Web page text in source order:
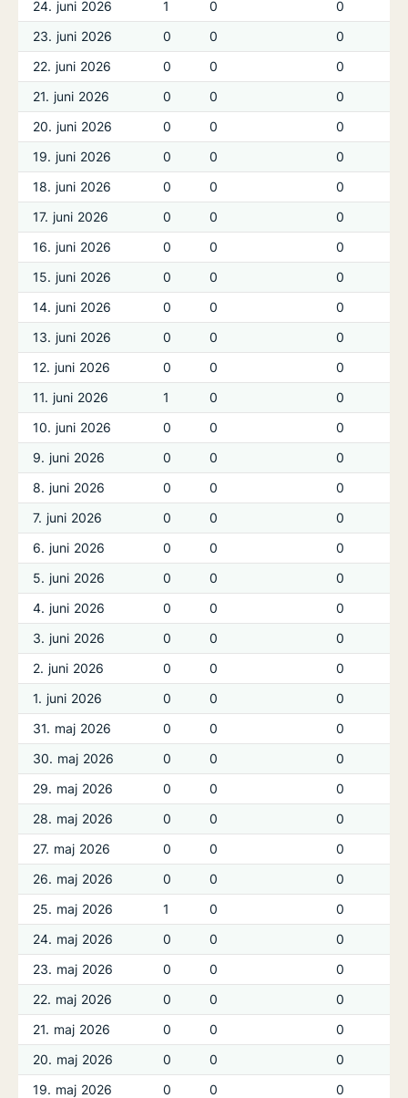
24. juni 2026 1 0
0
23. juni 2026
0 0
0
22. juni 2026
0 0
0
21. juni 2026
0 0
0
20. juni 2026
0 0
0
19. juni 2026
0 0
0
18. juni 2026
0 0
0
17. juni 2026
0 0
0
16. juni 2026
0 0
0
15. juni 2026
0 0
0
14. juni 2026
0 0
0
13. juni 2026
0 0
0
12. juni 2026
0 0
0
11. juni 2026
1 0
0
10. juni 2026
0 0
0
9. juni 2026
0 0
0
8. juni 2026
0 0
0
7. juni 2026
0 0
0
6. juni 2026
0 0
0
5. juni 2026
0 0
0
4. juni 2026
0 0
0
3. juni 2026
0 0
0
2. juni 2026
0 0
0
1. juni 2026
0 0
0
31. maj 2026
0 0
0
30. maj 2026
0 0
0
29. maj 2026
0 0
0
28. maj 2026
0 0
0
27. maj 2026
0 0
0
26. maj 2026
0 0
0
25. maj 2026
1 0
0
24. maj 2026
0 0
0
23. maj 2026
0 0
0
22. maj 2026
0 0
0
21. maj 2026
0 0
0
20. maj 2026
0 0
0
19. maj 2026
0 0
0